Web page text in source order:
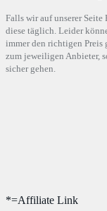
Falls wir auf unserer
diese täglich. Leider
immer den richtigen Preis
zum jeweiligen Anbieter,
sicher gehen.
*=Affiliate Link